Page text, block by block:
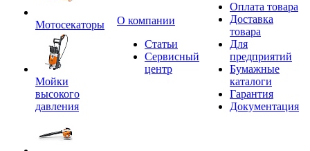
Мотосекаторы
Мойки
высокого
давления
O компании
Статьи
Сервисный
центр
Оплата товара
Доставка
товара
Для
предприятий
Бумажные
каталоги
Гарантия
Документация